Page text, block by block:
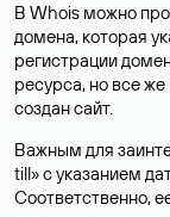
В Whois можно
домена, которая
регистрации
ресурса, но все
создан сайт.
Важным для
till» с указанием
Соответственно,